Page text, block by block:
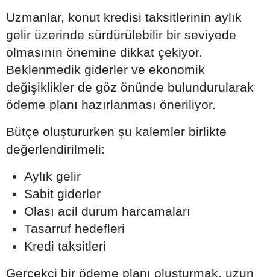
Uzmanlar, konut kredisi taksitlerinin aylık
gelir üzerinde sürdürülebilir bir seviyede
olmasının önemine dikkat çekiyor.
Beklenmedik giderler ve ekonomik
değişiklikler de göz önünde bulundurularak
ödeme planı hazırlanması öneriliyor.
Bütçe oluştururken şu kalemler birlikte
değerlendirilmeli:
Aylık gelir
Sabit giderler
Olası acil durum harcamaları
Tasarruf hedefleri
Kredi taksitleri
Gerçekçi bir ödeme planı oluşturmak, uzun